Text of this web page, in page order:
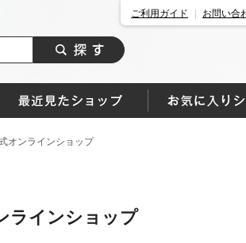
ご利用ガイド お問い合
オンラインショップ
ラインショップ